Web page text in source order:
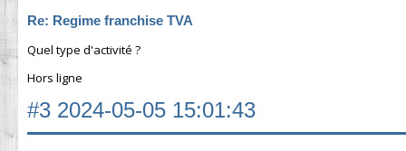
Re: Regime franchise TVA
Quel type d'activité ?
Hors ligne
#3 2024-05-05 15:01:43